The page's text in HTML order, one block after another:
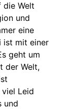
die Welt
und
eine
ist mit einer
geht um
der Welt,
Leid
und